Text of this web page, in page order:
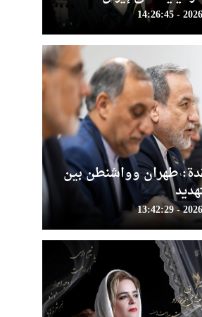
طهران وواشنطن بين